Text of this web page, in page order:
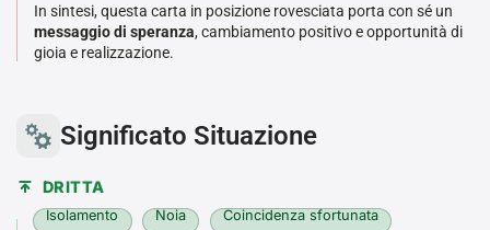
In sintesi, questa carta in posizione rovesciata porta con sé un
messaggio di speranza, cambiamento positivo e opportunità di
gioia e realizzazione.
Significato Situazione
DRITTA
Isolamento Noia Coincidenza sfortunata